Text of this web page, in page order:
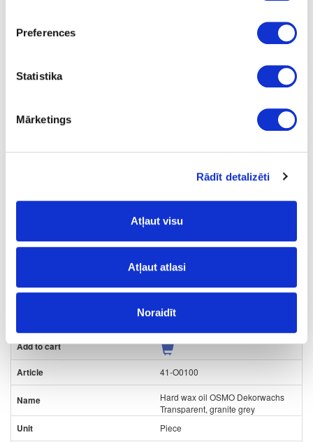
Preferences
Statistika
Mārketings
Rādīt detalizēti
Atļaut visu
Atļaut atlasi
Noraidīt
Print
Transparent, granite grey
granite grey
-
0.125
17.41
41-O0100
Hard wax oil OSMO Dekorwachs
Transparent, granite grey
Piece